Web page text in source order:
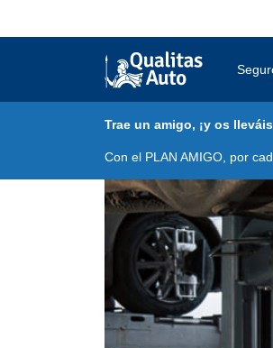
Trae un amigo, ¡y os
Con el PLAN AMIGO, por